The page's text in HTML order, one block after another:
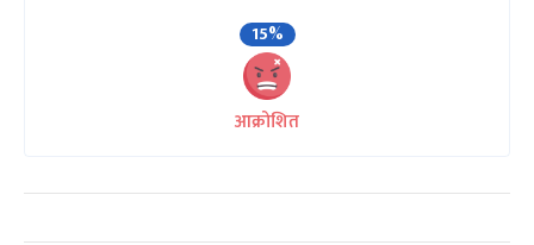
15%
आक्रोशित